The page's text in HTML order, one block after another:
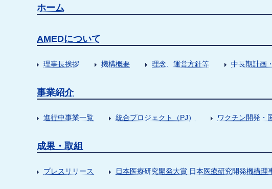
ホーム
AMEDについて
理事長挨拶 機構概要 理念、運営方針等 中長期計画
事業紹介
進行中事業一覧 統合プロジェクト（PJ） ワクチン開発・
成果・取組
プレスリリース 日本医療研究開発大賞 日本医療研究開発機構理